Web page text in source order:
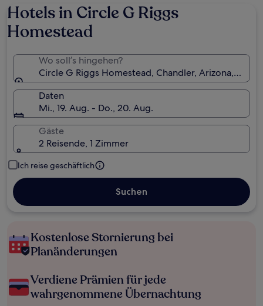
Hotels in Circle G Riggs
Homestead
Wo soll’s hingehen?
Circle G Riggs Homestead, Chandler, Arizona, USA
Daten
Mi., 19. Aug. - Do., 20. Aug.
Gäste
2 Reisende, 1 Zimmer
Ich reise geschäftlich
Suchen
Kostenlose Stornierung bei
Planänderungen
Verdiene Prämien für jede
wahrgenommene Übernachtung